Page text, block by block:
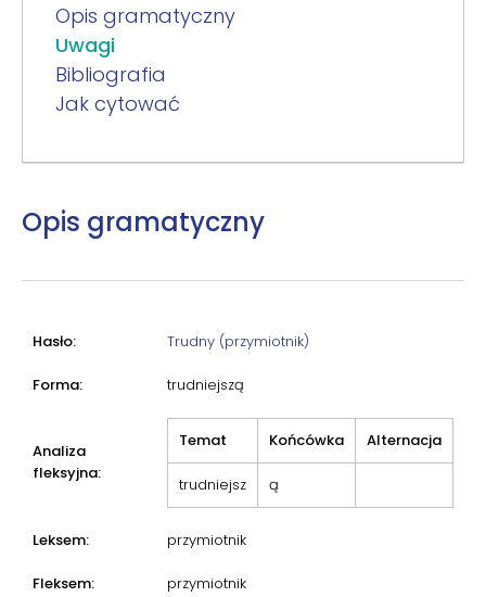
Opis gramatyczny
Uwagi
Bibliografia
Jak cytować
Opis gramatyczny
Hasło: Trudny (przymiotnik)
Forma: trudniejszą
Analiza
fleksyjna:
Temat Końcówka Alternacja
trudniejsz ą
Leksem: przymiotnik
Fleksem: przymiotnik